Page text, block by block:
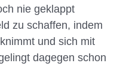
nie geklappt
zu schaffen, indem
und sich mit
dagegen schon